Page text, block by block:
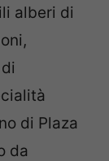
alberi di
di Plaza
da